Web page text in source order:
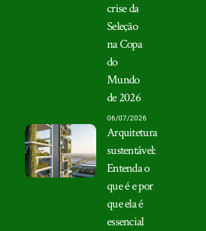
crise da
Seleção
na Copa
do
Mundo
de 2026
06/07/2026
Arquitetura
sustentável:
Entenda o
que é e por
que ela é
essencial